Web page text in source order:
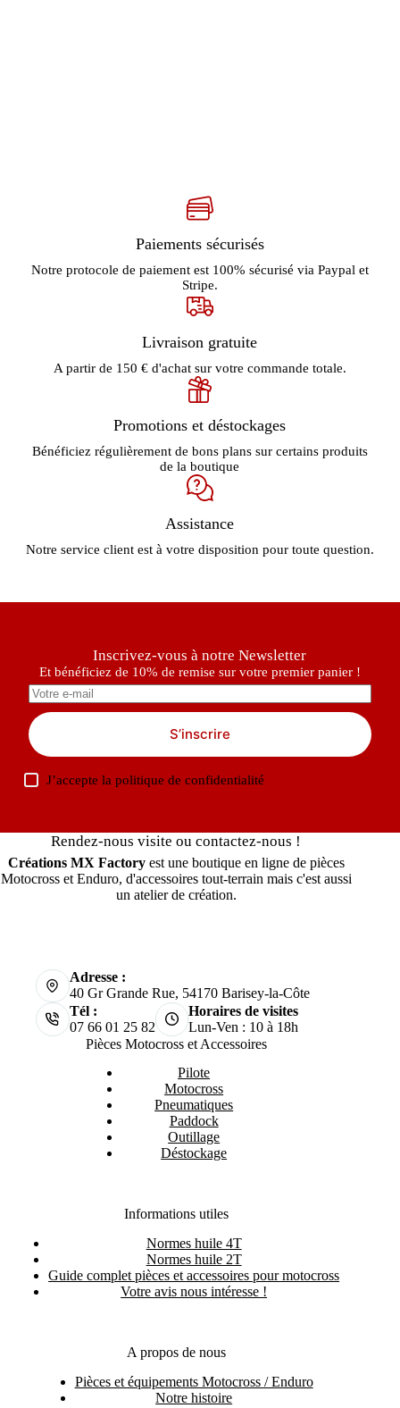
Paiements sécurisés
Notre protocole de paiement est 100% sécurisé via Paypal et
Stripe.
Livraison gratuite
A partir de 150 € d'achat sur votre commande totale.
Promotions et déstockages
Bénéficiez régulièrement de bons plans sur certains produits
de la boutique
Assistance
Notre service client est à votre disposition pour toute question.
Inscrivez-vous à notre Newsletter
Et bénéficiez de 10% de remise sur votre premier panier !
S’inscrire
J’accepte lapolitique de confidentialité
Rendez-nous visite ou contactez-nous !
Créations MX Factoryest une boutique en ligne de pièces
Motocross et Enduro, d'accessoires tout-terrain mais c'est aussi
un atelier de création.
Adresse :
40 Gr Grande Rue, 54170 Barisey-la-Côte
Tél :
07 66 01 25 82
Horaires de visites
Lun-Ven : 10 à 18h
Pièces Motocross et Accessoires
Pilote
Motocross
Pneumatiques
Paddock
Outillage
Déstockage
Informations utiles
Normes huile 4T
Normes huile 2T
Guide complet pièces et accessoires pour motocross
Votre avis nous intéresse !
A propos de nous
Pièces et équipements Motocross / Enduro
Notre histoire